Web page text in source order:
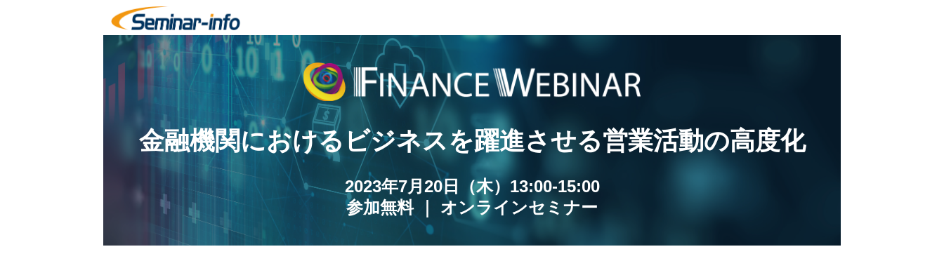
金融機関におけるビジネスを躍進させる営業活動の高度化
2023年7月20日（木）13:00-15:00
参加無料 ｜ オンラインセミナー